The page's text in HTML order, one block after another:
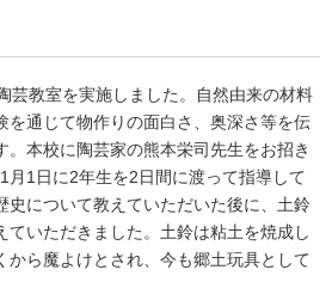
芸教室を実施しました。自然由来の材料
を通じて物作りの面白さ、奥深さ等を伝
。本校に陶芸家の熊本栄司先生をお招き
月1日に2年生を2日間に渡って指導して
史について教えていただいた後に、土鈴
ていただきました。土鈴は粘土を焼成し
から魔よけとされ、今も郷土玩具として